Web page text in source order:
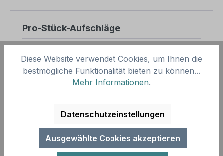
Pro-Stück-Aufschläge
Zwischensumme
24,63 €
Gesamtpreis
Preise inkl. MwSt. zzgl. Versandkosten
Aufgrund von Neuberechnungen im Warenkorb sind
abweichende Endpreise möglich.
Diese Website verwendet Cookies, um Ihnen die
bestmögliche Funktionalität bieten zu können...
Mehr Informationen.
Datenschutzeinstellungen
Ausgewählte Cookies akzeptieren